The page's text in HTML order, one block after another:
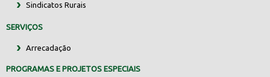
Sindicatos Rurais
SERVIÇOS
Arrecadação
PROGRAMAS E PROJETOS ESPECIAIS